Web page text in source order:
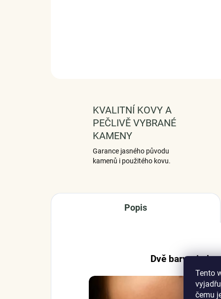
Tento
čemu
KVALITNÍ KOVY A
PEČLIVĚ VYBRANÉ
KAMENY
Garance jasného původu
kamenů i použitého kovu.
Popis
Dvě barvy,